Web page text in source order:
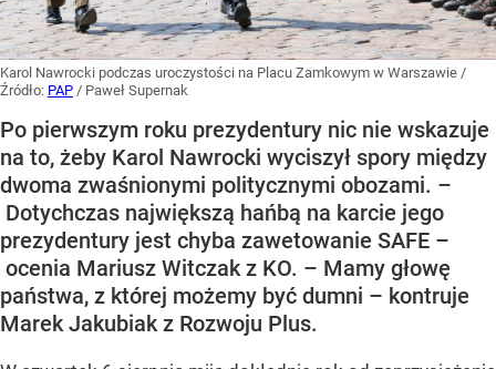
Karol Nawrocki podczas uroczystości na Placu Zamkowym w Warszawie /
Źródło: PAP / Paweł Supernak
Po pierwszym roku prezydentury nic nie wskazuje
na to, żeby Karol Nawrocki wyciszył spory między
dwoma zwaśnionymi politycznymi obozami. –
Dotychczas największą hańbą na karcie jego
prezydentury jest chyba zawetowanie SAFE –
ocenia Mariusz Witczak z KO. – Mamy głowę
państwa, z której możemy być dumni – kontruje
Marek Jakubiak z Rozwoju Plus.